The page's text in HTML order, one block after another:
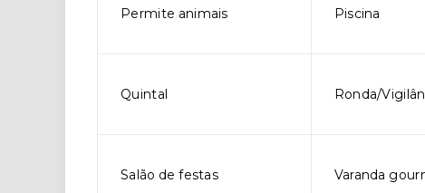
Permite animais Piscina
Quintal Ronda/
Salão de festas Varanda